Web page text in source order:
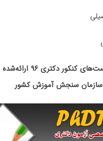
پاسخنامه تست‌های کنکور
سازمان سنجش آموزش کشور